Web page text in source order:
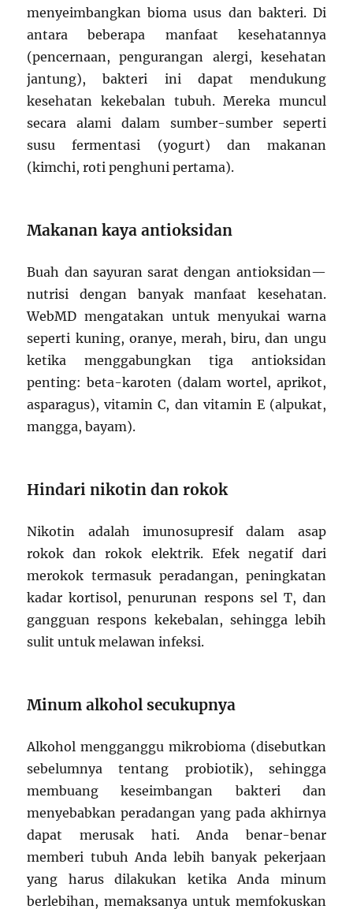
menyeimbangkan bioma usus dan bakteri. Di
antara beberapa manfaat kesehatannya
(pencernaan, pengurangan alergi, kesehatan
jantung), bakteri ini dapat mendukung
kesehatan kekebalan tubuh. Mereka muncul
secara alami dalam sumber-sumber seperti
susu fermentasi (yogurt) dan makanan
(kimchi, roti penghuni pertama).
Makanan kaya antioksidan
Buah dan sayuran sarat dengan antioksidan—
nutrisi dengan banyak manfaat kesehatan.
WebMD mengatakan untuk menyukai warna
seperti kuning, oranye, merah, biru, dan ungu
ketika menggabungkan tiga antioksidan
penting: beta-karoten (dalam wortel, aprikot,
asparagus), vitamin C, dan vitamin E (alpukat,
mangga, bayam).
Hindari nikotin dan rokok
Nikotin adalah imunosupresif dalam asap
rokok dan rokok elektrik. Efek negatif dari
merokok termasuk peradangan, peningkatan
kadar kortisol, penurunan respons sel T, dan
gangguan respons kekebalan, sehingga lebih
sulit untuk melawan infeksi.
Minum alkohol secukupnya
Alkohol mengganggu mikrobioma (disebutkan
sebelumnya tentang probiotik), sehingga
membuang keseimbangan bakteri dan
menyebabkan peradangan yang pada akhirnya
dapat merusak hati. Anda benar-benar
memberi tubuh Anda lebih banyak pekerjaan
yang harus dilakukan ketika Anda minum
berlebihan, memaksanya untuk memfokuskan